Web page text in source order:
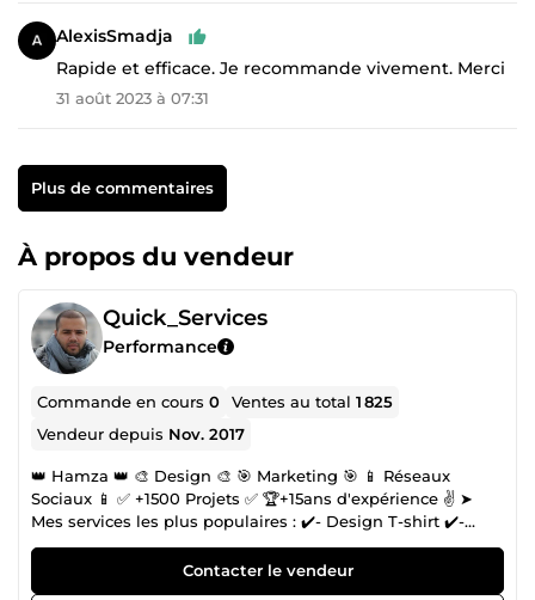
AlexisSmadja
Rapide et efficace. Je recommande vivement. Merci
31 août 2023 à 07:31
Plus de commentaires
À propos du vendeur
Quick_Services
Performance
Commande en cours0 Ventes au total1 825
Vendeur depuis Nov. 2017
👑 Hamza 👑 🎨 Design 🎨 🎯 Marketing 🎯 📱 Réseaux
Sociaux 📱 ✅ +1500 Projets ✅ 🏆+15ans d'expérience ✌️ ➤
Mes services les plus populaires : ✔️- Design T-shirt ✔️-
Création de Logo ✔️- Ebook, Catalogue, Magazine ✔️- Flyer,
Ads ➤ Marketing sur les réseaux sociaux : ✔️- Facebook ✔️-
Contacter le vendeur